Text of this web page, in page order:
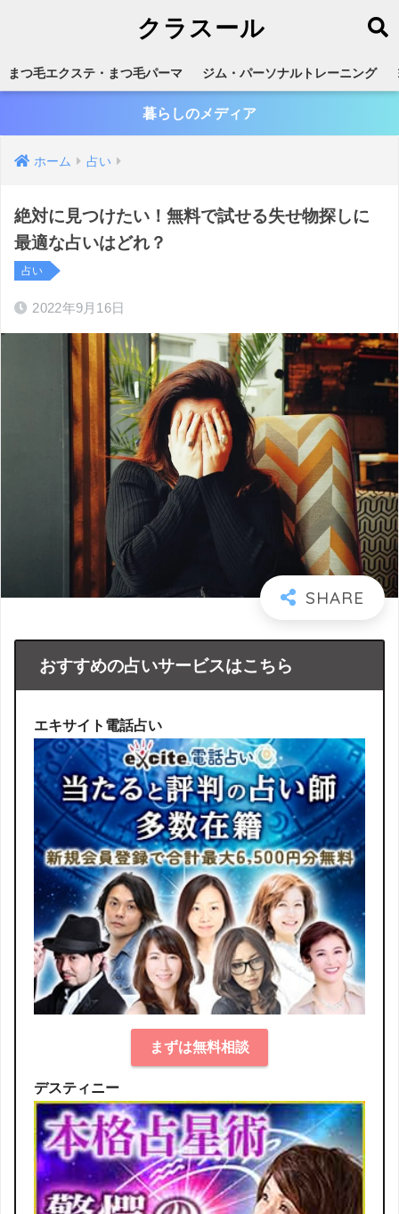
クラスール
まつ毛エクステ・まつ毛パーマ ジム・パーソナルトレーニング
暮らしのメディア
ホーム 占い
絶対に見つけたい！無料で試せる失せ物探しに
最適な占いはどれ？
占い
2022年9月16日
おすすめの占いサービスはこちら
エキサイト電話占い
まずは無料相談
デスティニー